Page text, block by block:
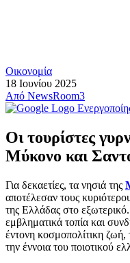
Οικονομία
18 Ιουνίου 2025
Από NewsRoom3
Οι τουρίστες
Μύκονο και
Για δεκαετίες, τα νησιά της
αποτέλεσαν τους
της Ελλάδας στο
εμβληματικά τοπία και
έντονη κοσμοπολίτικη
την έννοια του ποιοτικού